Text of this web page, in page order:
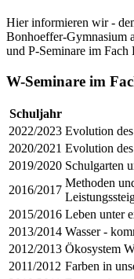
Hier informieren wir -
Bonhoeffer-Gymnasium
und P-Seminare im Fach
W-Seminare im
Schuljahr
2022/2023 Evolution
2020/2021 Evolution
2019/2020 Schulgarten
2016/2017
Methoden
2015/2016 Leben unter
2013/2014 Wasser -
2012/2013 Ökosystem
2011/2012 Farben in